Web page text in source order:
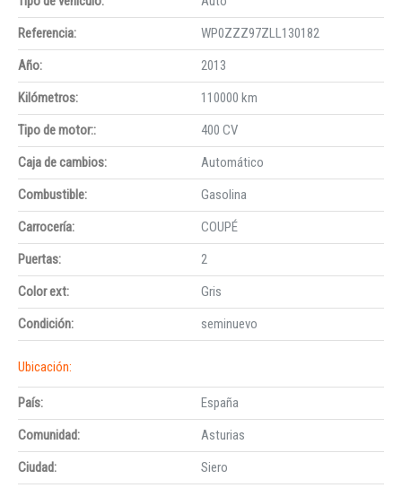
Referencia:
WP0ZZZ97ZLL130182
Año:
2013
Kilómetros:
110000 km
Tipo de motor::
400 CV
Caja de cambios:
Automático
Combustible:
Gasolina
Carrocería:
COUPÉ
Puertas:
2
Color ext:
Gris
Condición:
seminuevo
Ubicación:
País:
España
Comunidad:
Asturias
Ciudad:
Siero